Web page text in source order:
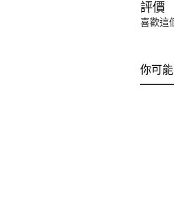
評價
喜歡這
你可